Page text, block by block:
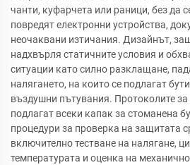
чанти, куфарчета или раници, без да
повредят електронни устройства,
неочаквани изтичания. Дизайнът,
надхвърля статичните условия и
ситуации като силно разклащане,
налягането, на които се подлагат
въздушни пътувания. Протоколите
подлагат всеки капак за стоманена
процедури за проверка на защитата
включително тестване на налягане,
температурата и оценка на